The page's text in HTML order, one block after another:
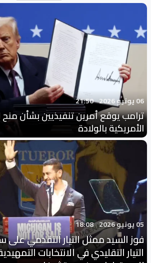
06 يونيو 2026 21:50
ترامب يوقع أمرين تنفيذيين بشأن منح
الأمريكية بالولادة
05 يونيو 2026 18:08
فوز السيد ممثل التيار التقدمي على
التيار التقليدي في الانتخابات